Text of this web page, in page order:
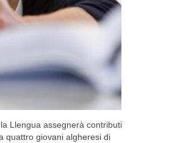
Llengua assegnerà contributi
quattro giovani algheresi di